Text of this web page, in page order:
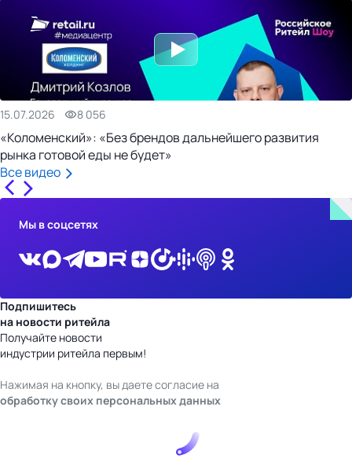
15.07.2026 8 056
«Коломенский»: «Без брендов дальнейшего развития
рынка готовой еды не будет»
Все видео
Мы в соцсетях
Подпишитесь
на новости ритейла
Получайте новости
индустрии ритейла первым!
Нажимая на кнопку, вы даете согласие на
обработку своих персональных данных